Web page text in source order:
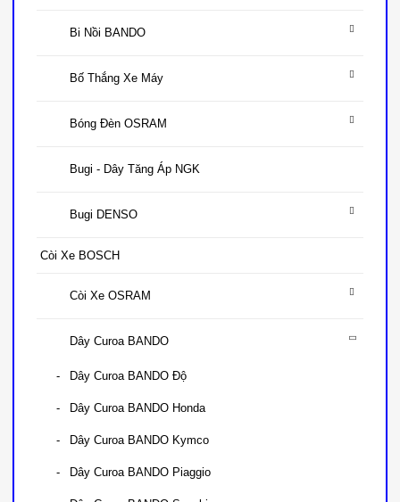
Bi Nồi BANDO
Bố Thắng Xe Máy
Bóng Đèn OSRAM
Bugi - Dây Tăng Áp NGK
Bugi DENSO
Còi Xe BOSCH
Còi Xe OSRAM
Dây Curoa BANDO
Dây Curoa BANDO Độ
Dây Curoa BANDO Honda
Dây Curoa BANDO Kymco
Dây Curoa BANDO Piaggio